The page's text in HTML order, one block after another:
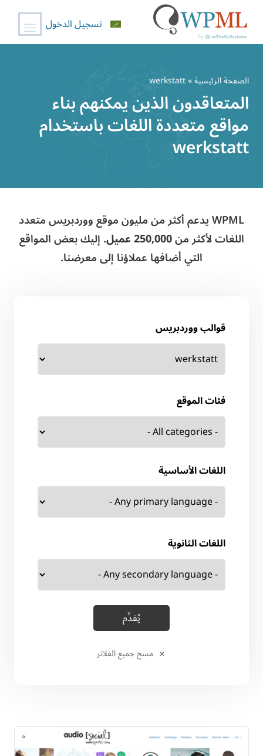
المحتوى
تسجيل الدخول
الصفحة الرئيسية» werkstatt
المتعاقدون الذين يمكنهم بناء
مواقع متعددة اللغات باستخدام
werkstatt
WPML يدعم أكثر من مليون موقع ووردبريس متعدد
اللغات لأكثر من250,000 عميل
. إليك بعض المواقع
التي أضافها عملاؤنا إلى معرضنا.
قوالب ووردبريس
فئات الموقع
اللغات الأساسية
اللغات الثانوية
مسح جميع الفلاتر